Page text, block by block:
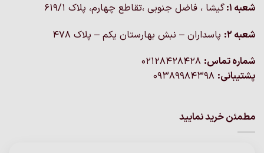
شعبه 1:
گيشا ، فاضل جنوبی ،تقاطع چهارم، پلاک 619/1
شعبه 2:
پاسداران – نبش بهارستان یکم – پلاک ۴۷۸
شماره تماس:
پشتیبانی:
مطمئن خرید نمایید